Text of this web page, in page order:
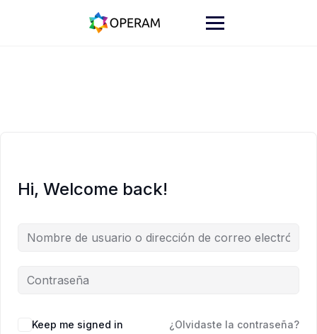
Hi, Welcome back!
Keep me signed in ¿Olvidaste la contraseña?